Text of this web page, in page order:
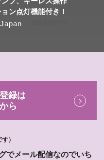
ン点灯機能付き！
録は
ら
）
でメール配信なのでいち